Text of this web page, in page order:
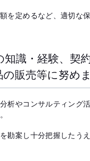
定めるなど、適切な
識・経験、契
販売等に努めま
析やコンサルティング
勘案し十分把握したう